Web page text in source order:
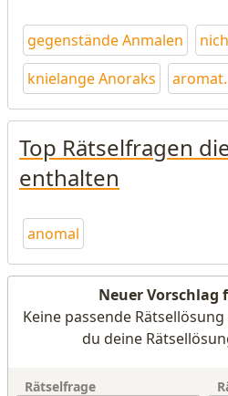
gegenstände Anmalen
knielange Anoraks
Top Rätselfragen
enthalten
anomal
Neuer Vorschlag
Keine passende
du deine
Rätselfrage